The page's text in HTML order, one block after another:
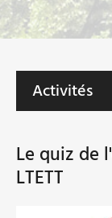
Activités
l'égalité
Le quiz de
LTETT